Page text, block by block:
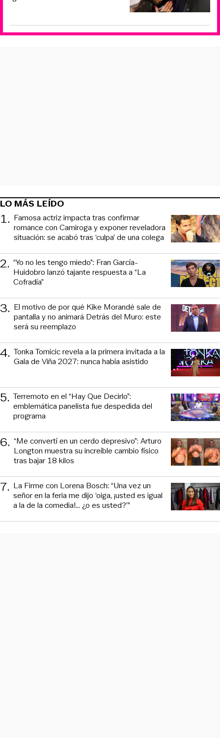
LO MÁS LEÍDO
1. Famosa actriz impacta tras confirmar
romance con Camiroga y exponer reveladora
situación: se acabó tras ‘culpa’ de una colega
2. “Yo no les tengo miedo”: Fran García-
Huidobro lanzó tajante respuesta a “La
Cofradía”
3. El motivo de por qué Kike Morandé sale de
pantalla y no animará Detrás del Muro: este
será su reemplazo
4. Tonka Tomicic revela a la primera invitada a la
Gala de Viña 2027: nunca había asistido
5. Terremoto en el “Hay Que Decirlo”:
emblemática panelista fue despedida del
programa
6. “Me convertí en un cerdo depresivo”: Arturo
Longton muestra su increíble cambio físico
tras bajar 18 kilos
7. La Firme con Lorena Bosch: “Una vez un
señor en la feria me dijo ‘oiga, ¡usted es igual
a la de la comedia!... ¿o es usted?’”